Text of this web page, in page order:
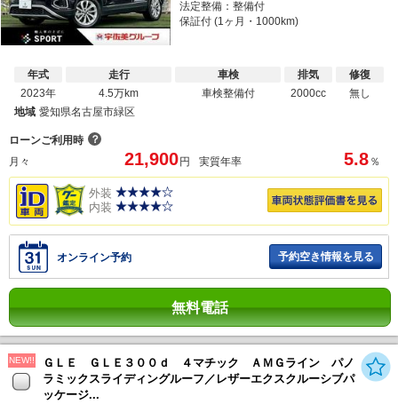
法定整備：整備付
保証付 (1ヶ月・1000km)
年式
2023年
走行
4.5万km
車検
車検整備付
排気
2000cc
修復
無し
地域 愛知県名古屋市緑区
ローンご利用時 ？
月々
21,900 円 実質年率 5.8 ％
外装
内装
オンライン予約 予約空き情報を見る
無料電話
NEW!!
ＧＬＥ ＧＬＥ３００ｄ ４マチック ＡＭＧライン パノ
ラミックスライディングルーフ／レザーエクスクルーシブパ
ッケージ...